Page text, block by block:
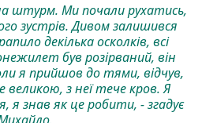
штурм. Ми почали рухатись,
зустрів. Дивом залишився
декілька осколків, всі
був розірваний, він
я прийшов до тями, відчув,
з неї тече кров. Я
я знав як це робити, - згадує